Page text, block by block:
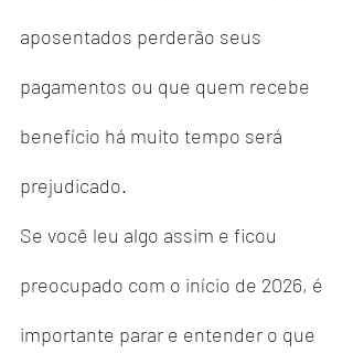
aposentados perderão seus
pagamentos ou que quem recebe
benefício há muito tempo será
prejudicado.
Se você leu algo assim e ficou
preocupado com o início de 2026, é
importante parar e entender o que